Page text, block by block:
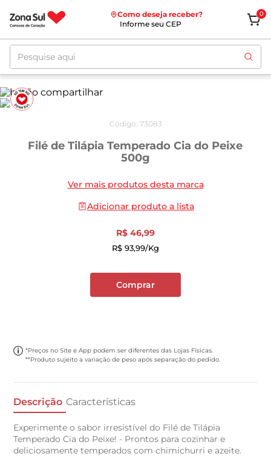
Como deseja receber?
Informe seu CEP
0
Pesquise aqui
Código: 73083
Filé de Tilápia Temperado Cia do Peixe
500g
Ver mais produtos desta marca
Adicionar produto a lista
R$ 46,99
R$ 93,99/kg
Comprar
*Preços no Site e App podem ser diferentes das Lojas Físicas.
**Produto sujeito a variação de peso após separação do pedido.
Descrição Características
Experimente o sabor irresistível do Filé de Tilápia
Temperado Cia do Peixe! - Prontos para cozinhar e
deliciosamente temperados com chimichurri e azeite.